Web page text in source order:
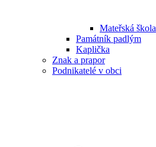
Mateřská škola
Památník padlým
Kaplička
Znak a prapor
Podnikatelé v obci